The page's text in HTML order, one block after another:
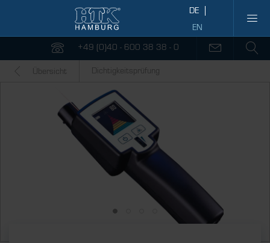
+49 (0)40 - 600 38 38 - 0
Übersicht Dichtigkeitsprüfung